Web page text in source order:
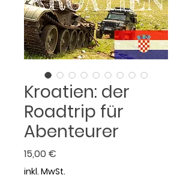
Kroatien: der
Roadtrip für
Abenteurer
15,00 €
inkl. MwSt.